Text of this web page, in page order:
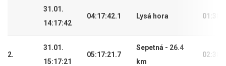
31.01.
14:17:42
04:17:42.1 Lysá hora
2.
31.01.
15:17:21
05:17:21.7
Sepetná - 26.4
km